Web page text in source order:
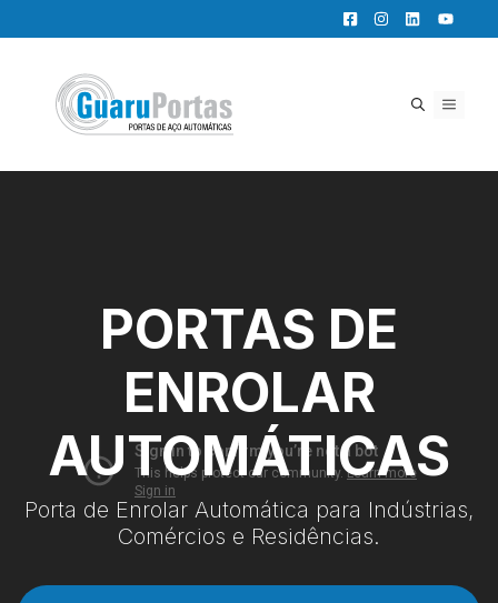
para
conteúdo
MENU
PORTAS DE
ENROLAR
AUTOMÁTICAS
Porta de Enrolar Automática para Indústrias,
Comércios e Residências.